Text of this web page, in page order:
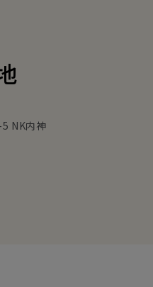
NK内神